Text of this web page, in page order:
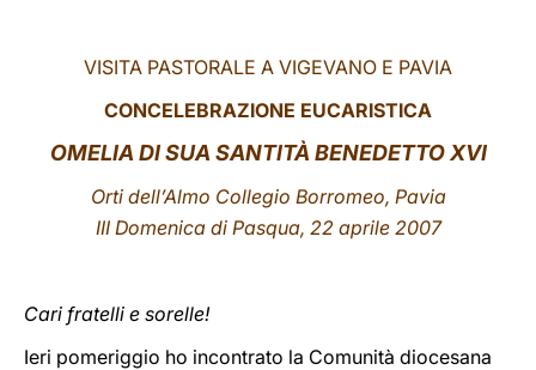
中文
LATINE
VISITA PASTORALE A VIGEVANO E PAVIA
CONCELEBRAZIONE EUCARISTICA
OMELIA DI SUA SANTITÀ BENEDETTO XVI
Orti dell’Almo Collegio Borromeo, Pavia
III Domenica di Pasqua, 22 aprile 2007
Cari fratelli e sorelle!
Ieri pomeriggio ho incontrato la Comunità diocesana